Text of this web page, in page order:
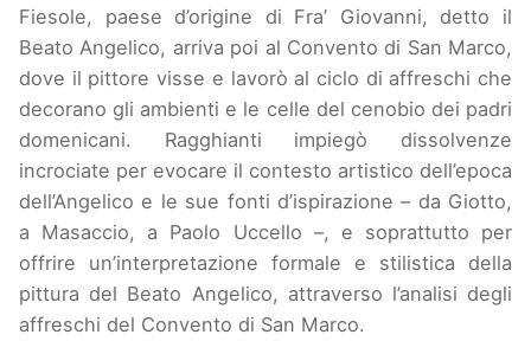
Fiesole, paese d’origine di Fra’ Giovanni, detto il
Beato Angelico, arriva poi al Convento di San Marco,
dove il pittore visse e lavorò al ciclo di affreschi che
decorano gli ambienti e le celle del cenobio dei padri
domenicani. Ragghianti impiegò dissolvenze
incrociate per evocare il contesto artistico dell’epoca
dell’Angelico e le sue fonti d’ispirazione – da Giotto,
a Masaccio, a Paolo Uccello –, e soprattutto per
offrire un’interpretazione formale e stilistica della
pittura del Beato Angelico, attraverso l’analisi degli
affreschi del Convento di San Marco.